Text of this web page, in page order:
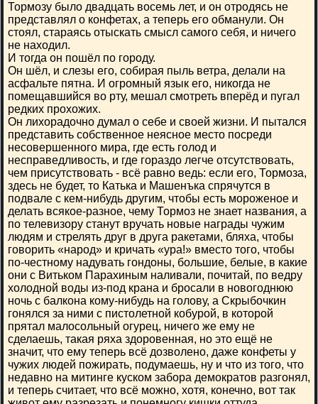
Тормозу было двадцать восемь лет, и он отродясь не
представлял о конфетах, а теперь его обманули. Он
стоял, стараясь отыскать смысл самого себя, и ничего
не находил.
И тогда он пошёл по городу.
Он шёл, и слезы его, собирая пыль ветра, делали на
асфальте пятна. И огромный язык его, никогда не
помещавшийся во рту, мешал смотреть вперёд и пугал
редких прохожих.
Он лихорадочно думал о себе и своей жизни. И пытался
представить собственное неясное место посреди
несовершенного мира, где есть голод и
несправедливость, и где гораздо легче отсутствовать,
чем присутствовать - всё равно ведь: если его, Тормоза,
здесь не будет, то Катька и Машенъка спрячутся в
подвале с кем-нибудь другим, чтобы есть мороженое и
делать всякое-разное, чему Тормоз не знает названия, а
по телевизору станут вручать новые награды чужим
людям и стрелять друг в друга ракетами, бляха, чтобы
говорить «народ» и кричать «ура!» вместо того, чтобы
по-честному надувать гондоны, большие, белые, в какие
они с Витьком Парахиным наливали, почитай, по ведру
холодной воды из-под крана и бросали в новогоднюю
ночь с балкона кому-нибудь на голову, а Скрыбочкин
гонялся за ними с пистолетной кобурой, в которой
прятал малосольный огурец, ничего же ему не
сделаешь, такая ряха здоровенная, но это ещё не
значит, что ему теперь всё дозволено, даже конфеты у
чужих людей пожирать, подумаешь, ну и что из того, что
недавно на митинге куском забора демократов разгонял,
и теперь считает, что всё можно, хотя, конечно, вот так